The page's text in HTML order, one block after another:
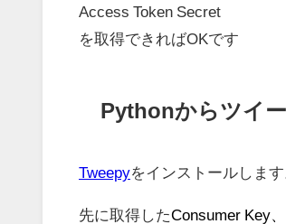
Access Token Secret
を取得できればOKです
Pythonからツイ
Tweepyをインストールします
先に取得したConsumer Key